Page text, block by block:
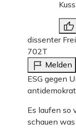
dissenter
702T
Melden
ESG gegen
Es laufen so
schauen